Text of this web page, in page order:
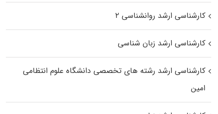
کارشناسی ارشد روانشناسی ۲
کارشناسی ارشد زبان شناسی
کارشناسی ارشد رﺷﺘﻪ ﻫﺎی تخصصی داﻧﺸﮕﺎه ﻋﻠﻮم انتظامی
اﻣﻴﻦ